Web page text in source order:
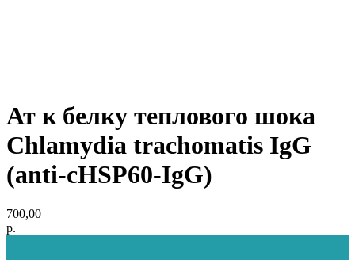
Ат к белку теплового шока
Chlamydia trachomatis IgG
(аnti-cHSP60-IgG)
700,00
р.